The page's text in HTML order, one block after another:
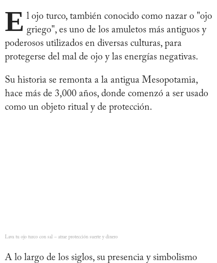
E l ojo turco, también conocido como nazar o "ojo
griego", es uno de los amuletos más antiguos y
poderosos utilizados en diversas culturas, para
protegerse del mal de ojo y las energías negativas.
Su historia se remonta a la antigua Mesopotamia,
hace más de 3,000 años, donde comenzó a ser usado
como un objeto ritual y de protección.
Lava tu ojo turco con sal – atrae protección suerte y dinero
A lo largo de los siglos, su presencia y simbolismo